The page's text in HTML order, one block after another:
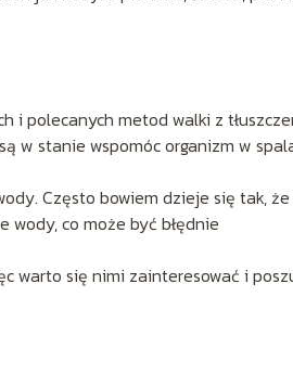
i polecanych metod walki z
w stanie wspomóc organizm w
Często bowiem dzieje się tak, że
wody, co może być błędnie
warto się nimi zainteresować i